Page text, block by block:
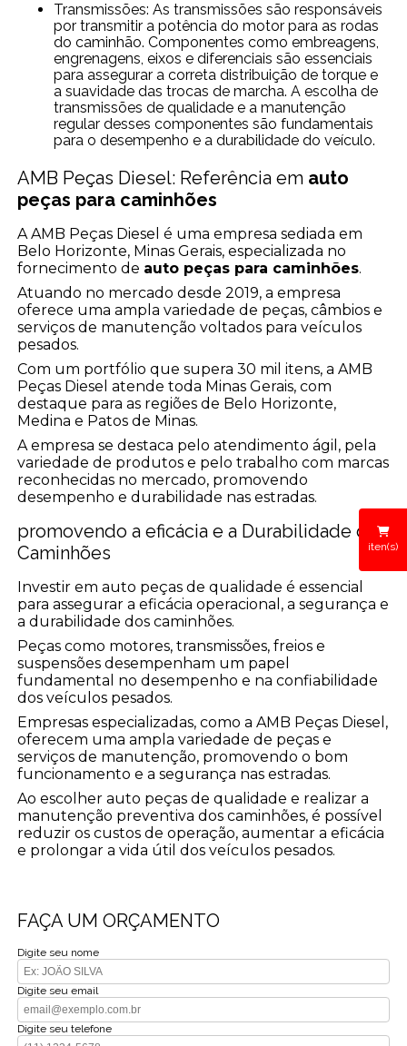
iten(s)
Transmissões: As transmissões são responsáveis
por transmitir a potência do motor para as rodas
do caminhão. Componentes como embreagens,
engrenagens, eixos e diferenciais são essenciais
para assegurar a correta distribuição de torque e
a suavidade das trocas de marcha. A escolha de
transmissões de qualidade e a manutenção
regular desses componentes são fundamentais
para o desempenho e a durabilidade do veículo.
AMB Peças Diesel: Referência em auto
peças para caminhões
A AMB Peças Diesel é uma empresa sediada em
Belo Horizonte, Minas Gerais, especializada no
fornecimento de auto peças para caminhões.
Atuando no mercado desde 2019, a empresa
oferece uma ampla variedade de peças, câmbios e
serviços de manutenção voltados para veículos
pesados.
Com um portfólio que supera 30 mil itens, a AMB
Peças Diesel atende toda Minas Gerais, com
destaque para as regiões de Belo Horizonte,
Medina e Patos de Minas.
A empresa se destaca pelo atendimento ágil, pela
variedade de produtos e pelo trabalho com marcas
reconhecidas no mercado, promovendo
desempenho e durabilidade nas estradas.
promovendo a eficácia e a Durabilidade dos
Caminhões
Investir em auto peças de qualidade é essencial
para assegurar a eficácia operacional, a segurança e
a durabilidade dos caminhões.
Peças como motores, transmissões, freios e
suspensões desempenham um papel
fundamental no desempenho e na confiabilidade
dos veículos pesados.
Empresas especializadas, como a AMB Peças Diesel,
oferecem uma ampla variedade de peças e
serviços de manutenção, promovendo o bom
funcionamento e a segurança nas estradas.
Ao escolher auto peças de qualidade e realizar a
manutenção preventiva dos caminhões, é possível
reduzir os custos de operação, aumentar a eficácia
e prolongar a vida útil dos veículos pesados.
FAÇA UM ORÇAMENTO
Digite seu nome
Digite seu email
Digite seu telefone